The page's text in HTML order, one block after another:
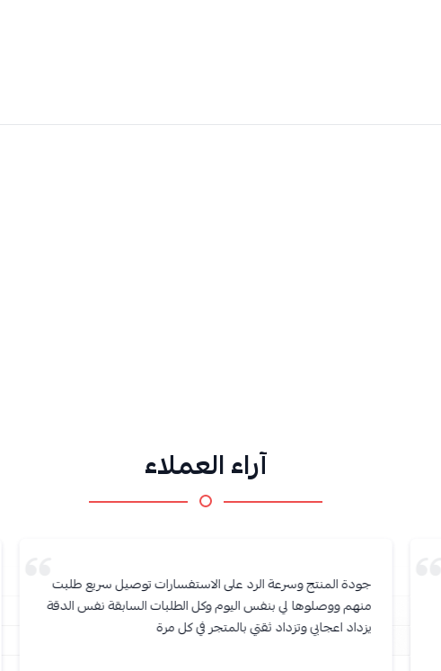
آراء العملاء
جودة المنتج وسرعة الرد على الاستفسارات توصيل سريع طلبت
منهم ووصلوها لي بنفس اليوم وكل الطلبات السابقة نفس الدقة
يزداد اعجابي وتزداد ثقتي بالمتجر في كل مرة